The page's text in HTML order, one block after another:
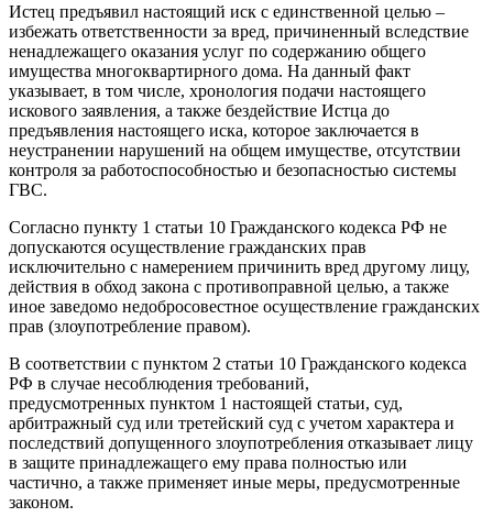
Истец предъявил настоящий иск с единственной целью –
избежать ответственности за вред, причиненный вследствие
ненадлежащего оказания услуг по содержанию общего
имущества многоквартирного дома. На данный факт
указывает, в том числе, хронология подачи настоящего
искового заявления, а также бездействие Истца до
предъявления настоящего иска, которое заключается в
неустранении нарушений на общем имуществе, отсутствии
контроля за работоспособностью и безопасностью системы
ГВС.
Согласно пункту 1 статьи 10 Гражданского кодекса РФ не
допускаются осуществление гражданских прав
исключительно с намерением причинить вред другому лицу,
действия в обход закона с противоправной целью, а также
иное заведомо недобросовестное осуществление гражданских
прав (злоупотребление правом).
В соответствии с пунктом 2 статьи 10 Гражданского кодекса
РФ в случае несоблюдения требований,
предусмотренных пунктом 1 настоящей статьи, суд,
арбитражный суд или третейский суд с учетом характера и
последствий допущенного злоупотребления отказывает лицу
в защите принадлежащего ему права полностью или
частично, а также применяет иные меры, предусмотренные
законом.